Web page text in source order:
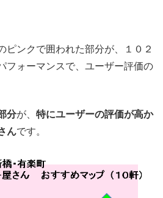
ピンクで囲われた部分が、１０２
フォーマンスで、ユーザー評価の
分が、 特にユーザーの評価が高か
んです。